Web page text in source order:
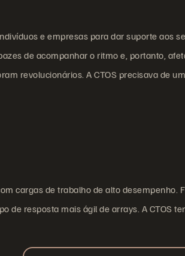
e empresas para dar suporte aos
de acompanhar o ritmo e, portanto,
revolucionários. A CTOS precisava de
cargas de trabalho de alto desempenho.
de resposta mais ágil de arrays. A CTOS